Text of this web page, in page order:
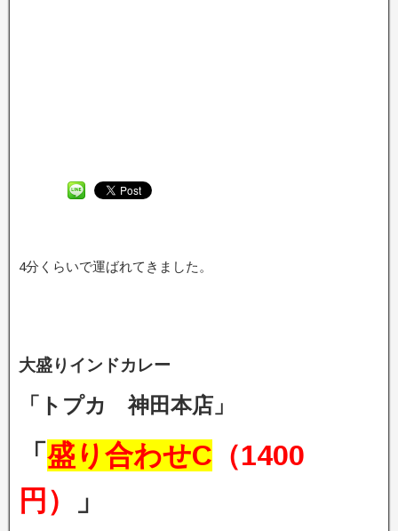
4分くらいで運ばれてきました。
大盛りインドカレー
「トプカ 神田本店」
「 盛り合わせC （1400
円）
」